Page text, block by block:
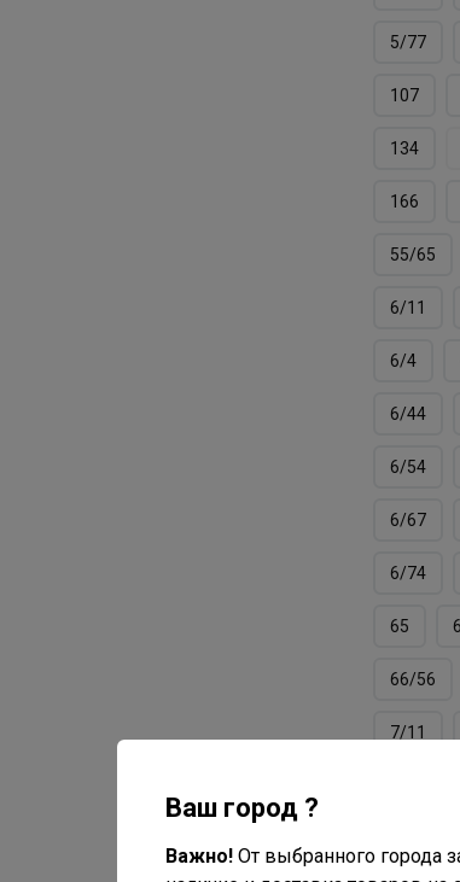
5/77
107
134
166
55/65
6/11
6/4
6/44
6/54
6/67
6/74
65
66/56
7/11
Ваш город ?
Важно! От выбранного города